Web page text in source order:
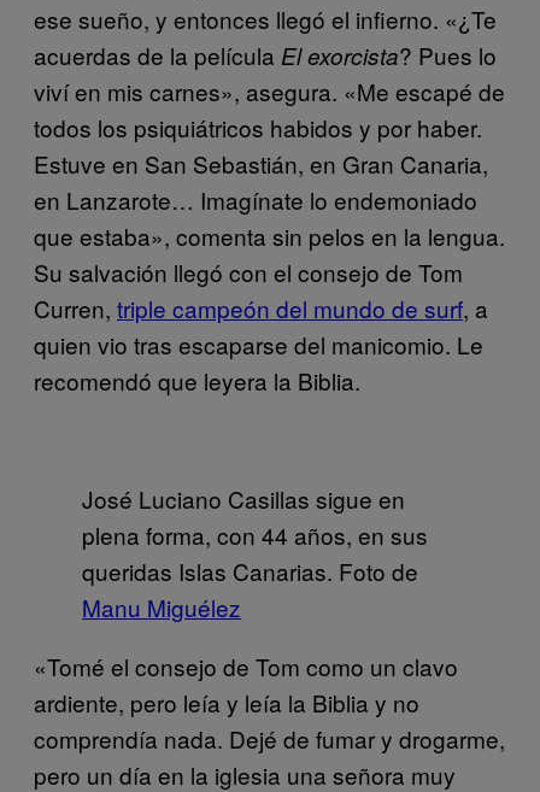
ese sueño, y entonces llegó el infierno. «¿Te
acuerdas de la película El exorcista? Pues lo
viví en mis carnes», asegura. «Me escapé de
todos los psiquiátricos habidos y por haber.
Estuve en San Sebastián, en Gran Canaria,
en Lanzarote… Imagínate lo endemoniado
que estaba», comenta sin pelos en la lengua.
Su salvación llegó con el consejo de Tom
Curren, triple campeón del mundo de surf, a
quien vio tras escaparse del manicomio. Le
recomendó que leyera la Biblia.
José Luciano Casillas sigue en
plena forma, con 44 años, en sus
queridas Islas Canarias. Foto de
Manu Miguélez
«Tomé el consejo de Tom como un clavo
ardiente, pero leía y leía la Biblia y no
comprendía nada. Dejé de fumar y drogarme,
pero un día en la iglesia una señora muy